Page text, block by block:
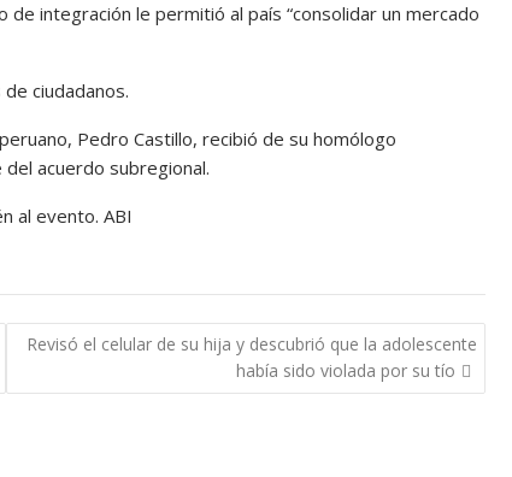
integración le permitió al país “consolidar un mercado
ciudadanos.
Pedro Castillo, recibió de su homólogo
acuerdo subregional.
al evento. ABI
Revisó el celular de su hija y descubrió que la adolescente
había sido violada por su tío